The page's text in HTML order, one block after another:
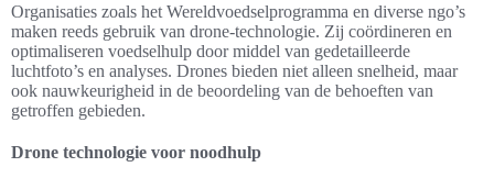
Organisaties zoals het Wereldvoedselprogramma en diverse ngo’s
maken reeds gebruik van drone-technologie. Zij coördineren en
optimaliseren voedselhulp door middel van gedetailleerde
luchtfoto’s en analyses. Drones bieden niet alleen snelheid, maar
ook nauwkeurigheid in de beoordeling van de behoeften van
getroffen gebieden.
Drone technologie voor noodhulp